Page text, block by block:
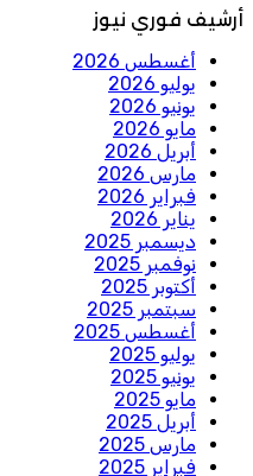
أرشيف فوري نيوز
أغسطس 2026
يوليو 2026
يونيو 2026
مايو 2026
أبريل 2026
مارس 2026
فبراير 2026
يناير 2026
ديسمبر 2025
نوفمبر 2025
أكتوبر 2025
سبتمبر 2025
أغسطس 2025
يوليو 2025
يونيو 2025
مايو 2025
أبريل 2025
مارس 2025
فبراير 2025